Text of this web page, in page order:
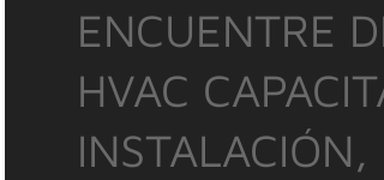
ENCUENTRE
HVAC
INSTALACIÓN,